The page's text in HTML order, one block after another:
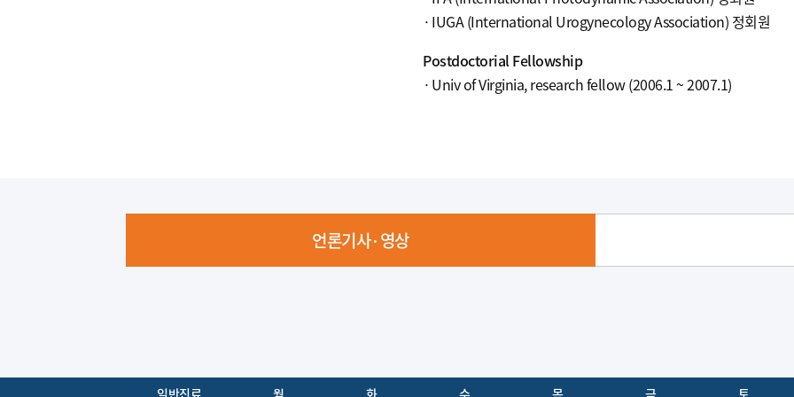
일반진료 월 화 수 목 금 토
IUGA (International Urogynecology Association) 정회원
Postdoctorial Fellowship
Univ of Virginia, research fellow (2006.1 ~ 2007.1)
언론기사·영상